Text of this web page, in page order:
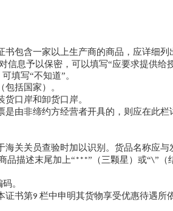
包含一家以上生产商的商品，应详细列
信息予以保密，可以填写“应要求提供给
填写“不知道”。
括国家）。
口岸和卸货口岸。
由非缔约方经营者开具的，则应在此栏
关关员查验时加以识别。货品名称应与
品描述末尾加上“***”（三颗星）或“\”（
。
证书第9 栏中申明其货物享受优惠待遇所